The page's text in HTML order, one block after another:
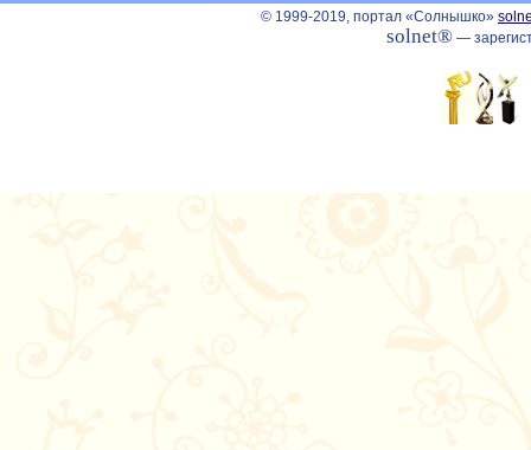
© 1999-2019, портал «Солнышко»
solnet®—